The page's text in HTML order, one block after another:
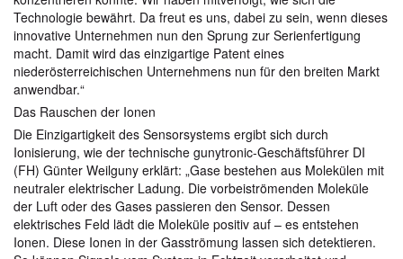
Technologie bewährt. Da freut es uns, dabei zu sein, wenn dieses
innovative Unternehmen nun den Sprung zur Serienfertigung
macht. Damit wird das einzigartige Patent eines
niederösterreichischen Unternehmens nun für den breiten Markt
anwendbar.“
Das Rauschen der Ionen
Die Einzigartigkeit des Sensorsystems ergibt sich durch
Ionisierung, wie der technische gunytronic-Geschäftsführer DI
(FH) Günter Weilguny erklärt: „Gase bestehen aus Molekülen mit
neutraler elektrischer Ladung. Die vorbeiströmenden Moleküle
der Luft oder des Gases passieren den Sensor. Dessen
elektrisches Feld lädt die Moleküle positiv auf – es entstehen
Ionen. Diese Ionen in der Gasströmung lassen sich detektieren.